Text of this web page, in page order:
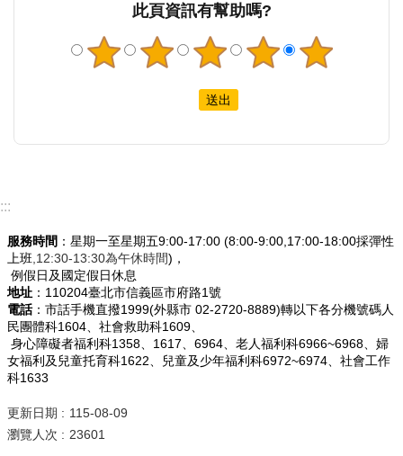
此頁資訊有幫助嗎?
:::
服務時間 ：星期一至星期五9:00-17:00 (8:00-9:00,17:00-18:00採彈性
上班,12:30-13:30為午休時間)，
例假日及國定假日休息
地址 ：110204臺北市信義區市府路1號
電話：市話手機直撥1999(外縣市 02-2720-8889)轉以下各分機號碼人
民團體科1604、社會救助科1609、
身心障礙者福利科1358、1617、6964、老人福利科6966~6968、婦
女福利及兒童托育科1622、兒童及少年福利科6972~6974、社會工作
科1633
更新日期
115-08-09
瀏覽人次
23601